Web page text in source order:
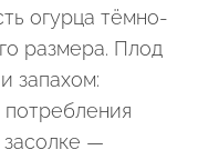
огурца тёмно-
размера. Плод
запахом:
засолке —